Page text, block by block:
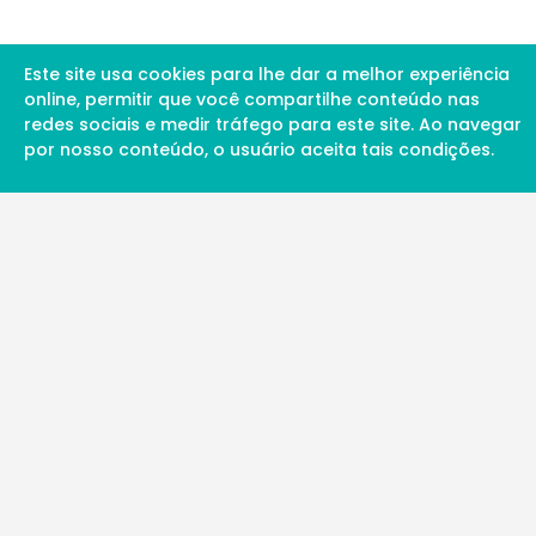
Este site usa cookies para lhe dar a melhor experiência
online, permitir que você compartilhe conteúdo nas
redes sociais e medir tráfego para este site. Ao navegar
por nosso conteúdo, o usuário aceita tais condições.